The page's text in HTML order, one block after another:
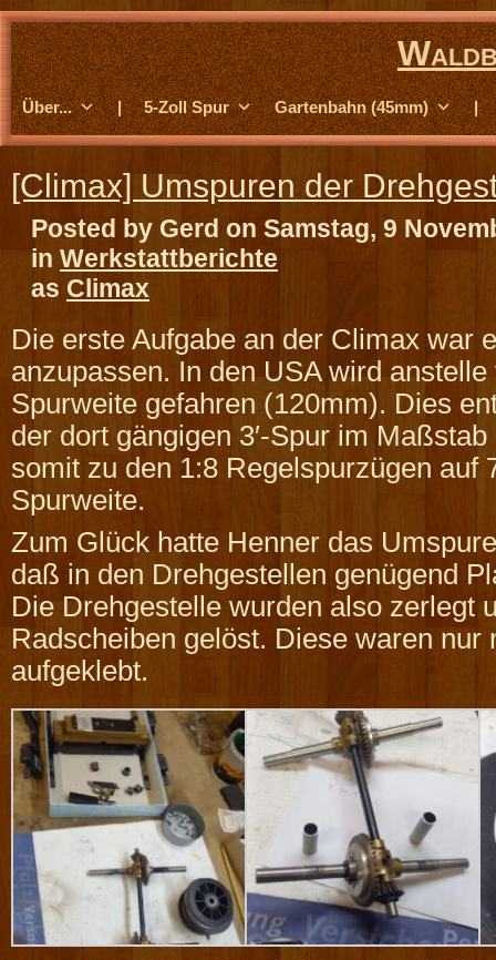
Über... | 5-Zoll Spur Gartenbahn (45mm) |
[Climax] Umspuren der
Posted by Gerd on Samstag, 9
in Werkstattberichte
as Climax
Die erste Aufgabe an der Climax war
anzupassen. In den USA wird anstelle
Spurweite gefahren (120mm). Dies
der dort gängigen 3′-Spur im
somit zu den 1:8 Regelspurzügen auf
Spurweite.
Zum Glück hatte Henner das
daß in den Drehgestellen genügend
Die Drehgestelle wurden also zerlegt
Radscheiben gelöst. Diese waren nur
aufgeklebt.